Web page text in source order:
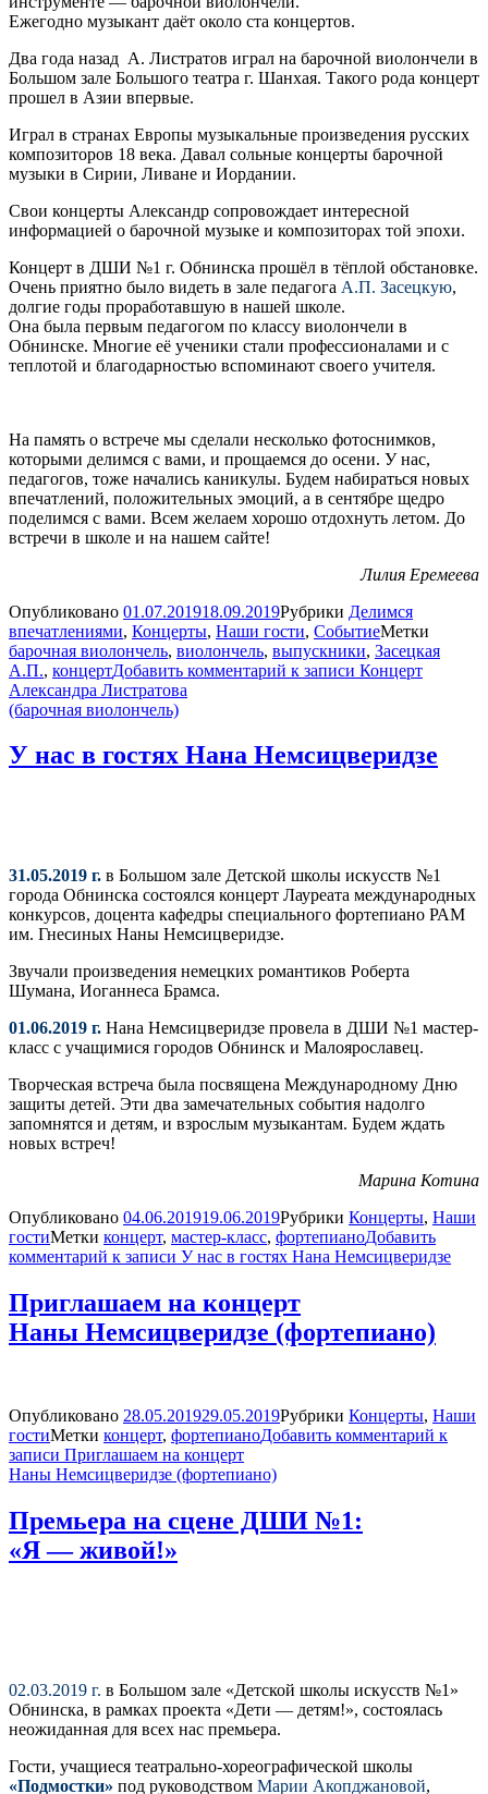
Ежегодно музыкант даёт около ста концертов.
Два года назад А. Листратов играл на барочной виолончели в
Большом зале Большого театра г. Шанхая. Такого рода концерт
прошел в Азии впервые.
Играл в странах Европы музыкальные произведения русских
композиторов 18 века. Давал сольные концерты барочной
музыки в Сирии, Ливане и Иордании.
Свои концерты Александр сопровождает интересной
информацией о барочной музыке и композиторах той эпохи.
Концерт в ДШИ №1 г. Обнинска прошёл в тёплой обстановке.
Очень приятно было видеть в зале педагога А.П. Засецкую,
долгие годы проработавшую в нашей школе.
Она была первым педагогом по классу виолончели в
Обнинске. Многие её ученики стали профессионалами и с
теплотой и благодарностью вспоминают своего учителя.
На память о встрече мы сделали несколько фотоснимков,
которыми делимся с вами, и прощаемся до осени. У нас,
педагогов, тоже начались каникулы. Будем набираться новых
впечатлений, положительных эмоций, а в сентябре щедро
поделимся с вами. Всем желаем хорошо отдохнуть летом. До
встречи в школе и на нашем сайте!
Лилия Еремеева
Опубликовано 01.07.201918.09.2019Рубрики Делимся
впечатлениями, Концерты, Наши гости, СобытиеМетки
барочная виолончель, виолончель, выпускники, Засецкая
А.П., концертДобавить комментарий к записи Концерт
Александра Листратова
(барочная виолончель)
У нас в гостях Нана Немсицверидзе
31.05.2019 г. в Большом зале Детской школы искусств №1
города Обнинска состоялся концерт Лауреата международных
конкурсов, доцента кафедры специального фортепиано РАМ
им. Гнесиных Наны Немсицверидзе.
Звучали произведения немецких романтиков Роберта
Шумана, Иоганнеса Брамса.
01.06.2019 г. Нана Немсицверидзе провела в ДШИ №1 мастер-
класс с учащимися городов Обнинск и Малоярославец.
Творческая встреча была посвящена Международному Дню
защиты детей. Эти два замечательных события надолго
запомнятся и детям, и взрослым музыкантам. Будем ждать
новых встреч!
Марина Котина
Опубликовано 04.06.201919.06.2019Рубрики Концерты, Наши
гостиМетки концерт, мастер-класс, фортепианоДобавить
комментарий к записи У нас в гостях Нана Немсицверидзе
Приглашаем на концерт
Наны Немсицверидзе (фортепиано)
Опубликовано 28.05.201929.05.2019Рубрики Концерты, Наши
гостиМетки концерт, фортепианоДобавить комментарий к
записи Приглашаем на концерт
Наны Немсицверидзе (фортепиано)
Премьера на сцене ДШИ №1:
«Я — живой!»
02.03.2019 г. в Большом зале «Детской школы искусств №1»
Обнинска, в рамках проекта «Дети — детям!», состоялась
неожиданная для всех нас премьера.
Гости, учащиеся театрально-хореографической школы
«Подмостки» под руководством Марии Акопджановой,